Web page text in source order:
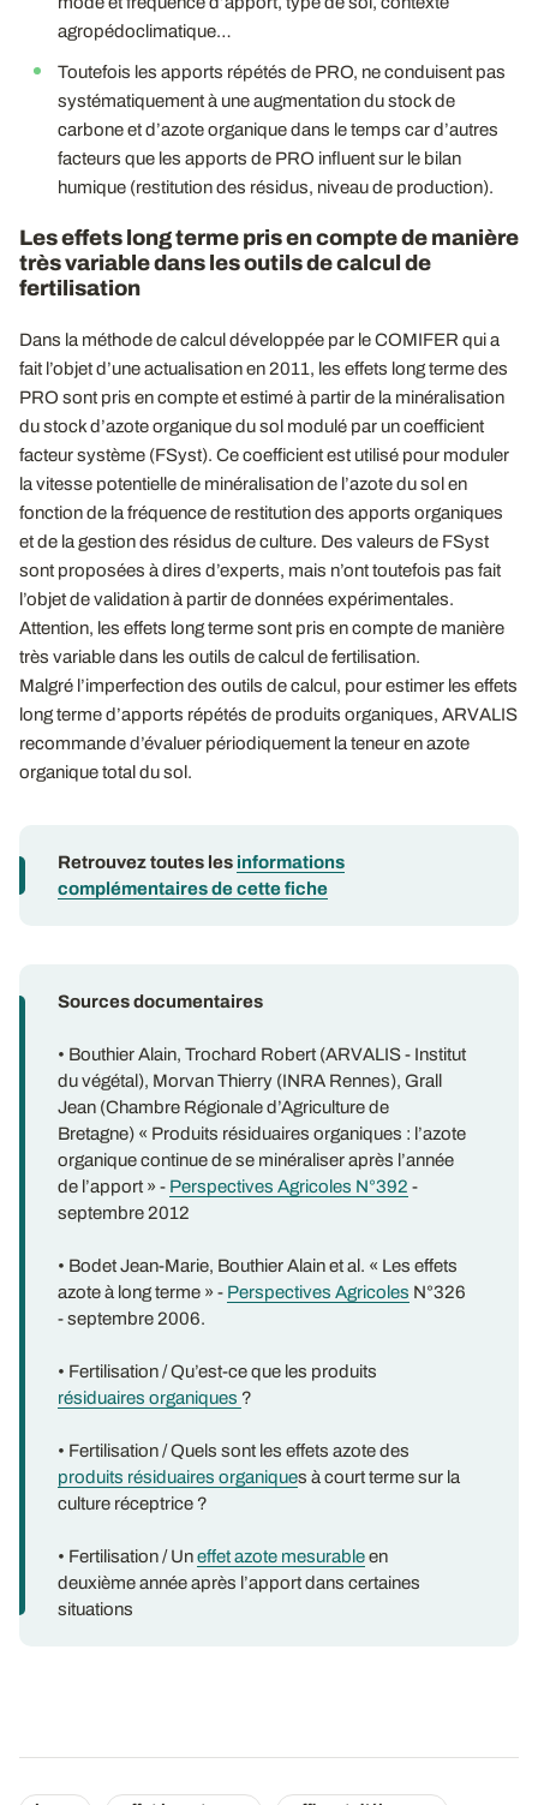
agropédoclimatique…
Toutefois les apports répétés de PRO, ne conduisent pas
systématiquement à une augmentation du stock de
carbone et d’azote organique dans le temps car d’autres
facteurs que les apports de PRO influent sur le bilan
humique (restitution des résidus, niveau de production).
Les effets long terme pris en compte de manière
très variable dans les outils de calcul de
fertilisation
Dans la méthode de calcul développée par le COMIFER qui a
fait l’objet d’une actualisation en 2011, les effets long terme des
PRO sont pris en compte et estimé à partir de la minéralisation
du stock d’azote organique du sol modulé par un coefficient
facteur système (FSyst). Ce coefficient est utilisé pour moduler
la vitesse potentielle de minéralisation de l’azote du sol en
fonction de la fréquence de restitution des apports organiques
et de la gestion des résidus de culture. Des valeurs de FSyst
sont proposées à dires d’experts, mais n’ont toutefois pas fait
l’objet de validation à partir de données expérimentales.
Attention, les effets long terme sont pris en compte de manière
très variable dans les outils de calcul de fertilisation.
Malgré l’imperfection des outils de calcul, pour estimer les effets
long terme d’apports répétés de produits organiques, ARVALIS
recommande d’évaluer périodiquement la teneur en azote
organique total du sol.
Retrouvez toutes les informations
complémentaires de cette fiche
Sources documentaires
• Bouthier Alain, Trochard Robert (ARVALIS - Institut
du végétal), Morvan Thierry (INRA Rennes), Grall
Jean (Chambre Régionale d’Agriculture de
Bretagne) « Produits résiduaires organiques : l’azote
organique continue de se minéraliser après l’année
de l’apport » - Perspectives Agricoles N°392 -
septembre 2012
• Bodet Jean-Marie, Bouthier Alain et al. « Les effets
azote à long terme » - Perspectives Agricoles N°326
- septembre 2006.
• Fertilisation / Qu’est-ce que les produits
résiduaires organiques ?
• Fertilisation / Quels sont les effets azote des
produits résiduaires organiques à court terme sur la
culture réceptrice ?
• Fertilisation / Uneffet azote mesurableen
deuxième année après l’apport dans certaines
situations